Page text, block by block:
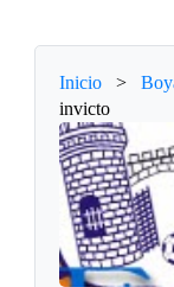
Inicio >
invicto